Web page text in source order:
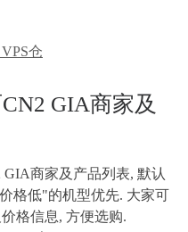
仓
GIA商家及
商家及产品列表, 默认
格低"的机型优先. 大家可
格信息, 方便选购.